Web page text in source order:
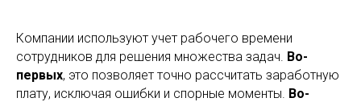
Компании используют учет рабочего времени
сотрудников для решения множества задач. Во-
первых, это позволяет точно рассчитать заработную
плату, исключая ошибки и спорные моменты. Во-